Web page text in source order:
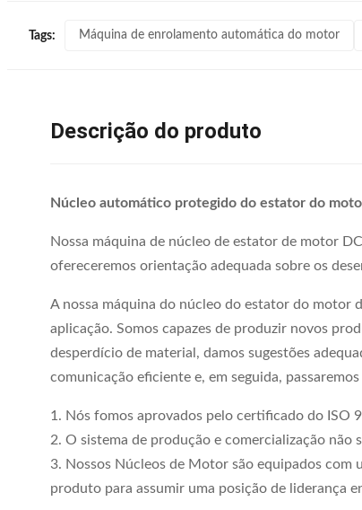
Tags: Máquina de enrolamento automática do motor
Descrição do produto
Núcleo automático protegido do estator do
Nossa máquina de núcleo de estator de motor
ofereceremos orientação adequada sobre os
A nossa máquina do núcleo do estator do motor
aplicação. Somos capazes de produzir novos
desperdício de material, damos sugestões
comunicação eficiente e, em seguida,
1. Nós fomos aprovados pelo certificado do ISO
2. O sistema de produção e comercialização
3. Nossos Núcleos de Motor são equipados
produto para assumir uma posição de liderança